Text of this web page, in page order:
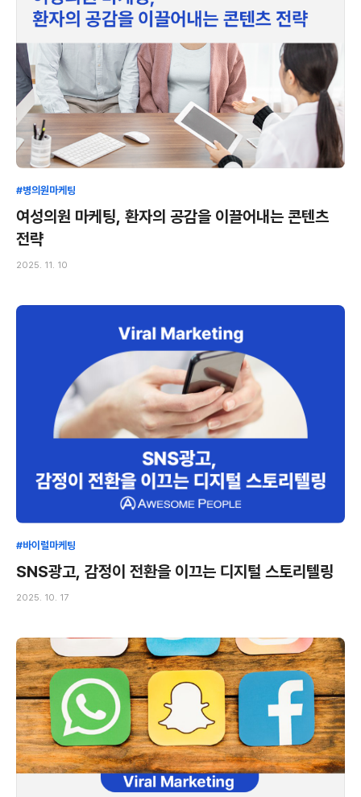
#병의원마케팅
여성의원 마케팅, 환자의 공감을 이끌어내는 콘텐츠
전략
2025. 11. 10
#바이럴마케팅
SNS광고, 감정이 전환을 이끄는 디지털 스토리텔링
2025. 10. 17